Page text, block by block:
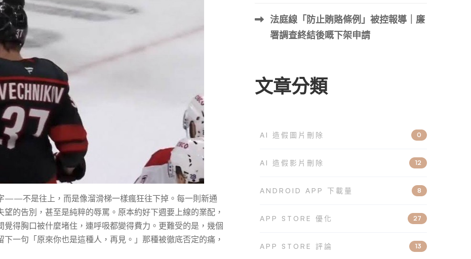
——不是往上，而是像溜滑梯一樣瘋狂往下掉。每一則新通
的告別，甚至是純粹的辱罵。原本約好下週要上線的業配，
得胸口被什麼堵住，連呼吸都變得費力。更難受的是，幾個
一句「原來你也是這種人，再見。」那種被徹底否定的痛，
法庭線「防止賄賂條例」被控報導｜廉
署調查終結後嘅下架申請
文章分類
AI 造假圖片刪除 0
AI 造假影片刪除 12
ANDROID APP 下載量 8
APP STORE 優化 27
APP STORE 評論 13